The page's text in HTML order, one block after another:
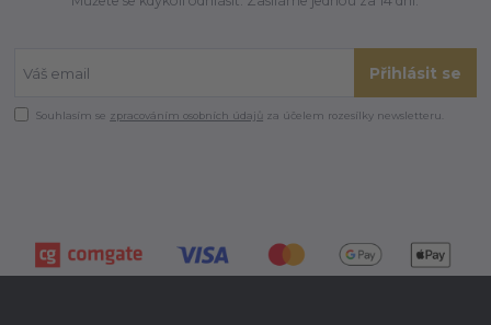
Přihlásit se
Souhlasím se zpracováním osobních údajů za účelem rozesílky newsletteru.